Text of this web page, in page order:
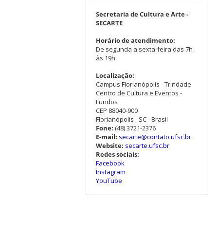
Secretaria de Cultura e Arte -
SECARTE
Horário de atendimento:
De segunda a sexta-feira das 7h
às 19h
Localização:
Campus Florianópolis - Trindade
Centro de Cultura e Eventos -
Fundos
CEP 88040-900
Florianópolis - SC - Brasil
Fone: (48) 3721-2376
E-mail: secarte@contato.ufsc.br
Website: secarte.ufsc.br
Redes sociais:
Facebook
Instagram
YouTube